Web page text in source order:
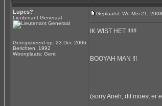
Lupes?
Lieutenant Generaal
Geregistreerd op: 23 Dec 2006
Berichten: 1992
Woonplaats: Gent
Geplaatst: Wo Mei 21,
IK WIST HET !!!!!!
BOOYAH MAN !!!
(sorry Arieh, dit moest er